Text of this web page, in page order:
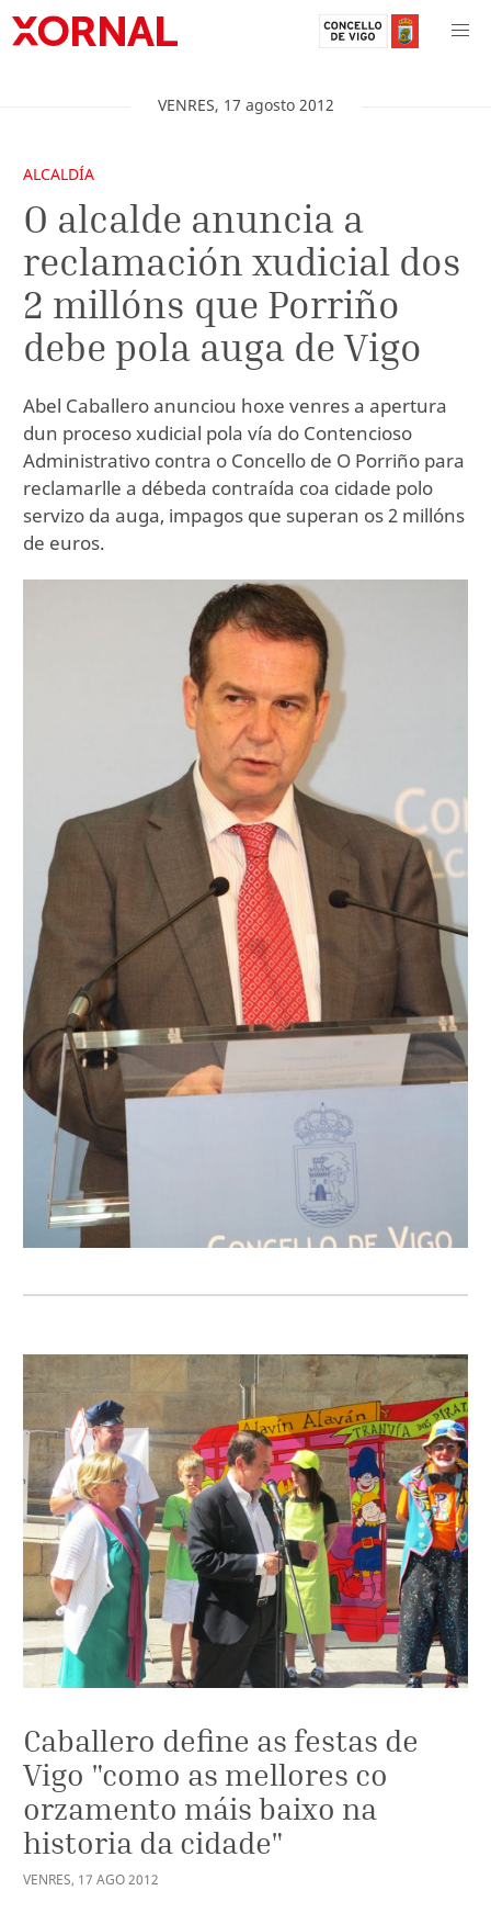
VENRES, 17 agosto 2012
ALCALDÍA
O alcalde anuncia a
reclamación xudicial dos
2 millóns que Porriño
debe pola auga de Vigo
Abel Caballero anunciou hoxe venres a apertura
dun proceso xudicial pola vía do Contencioso
Administrativo contra o Concello de O Porriño para
reclamarlle a débeda contraída coa cidade polo
servizo da auga, impagos que superan os 2 millóns
de euros.
Caballero define as festas de
Vigo "como as mellores co
orzamento máis baixo na
historia da cidade"
VENRES, 17 AGO2012